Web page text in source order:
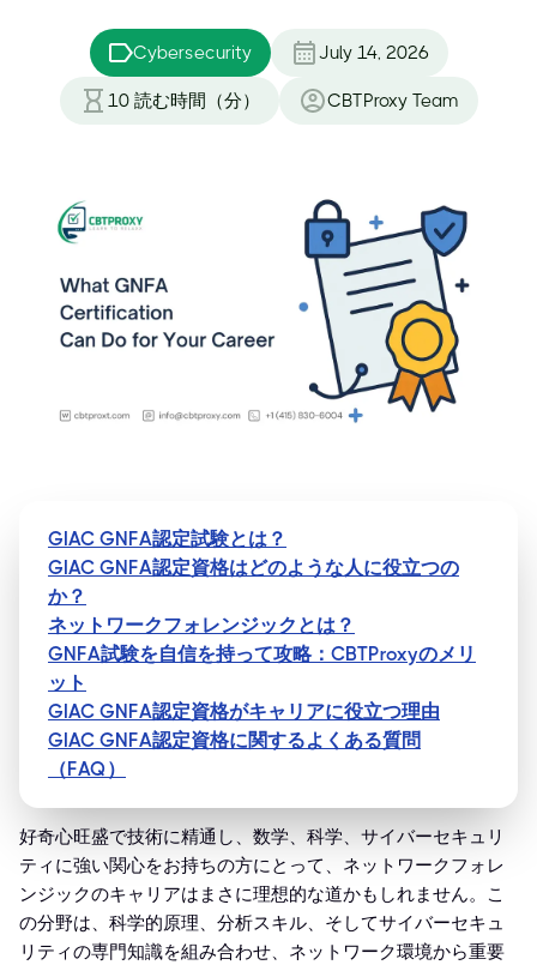
Cybersecurity July 14, 2026
10 読む時間（分） CBTProxy Team
GIAC GNFA認定試験とは？
GIAC GNFA認定資格はどのような人に役立つの
か？
ネットワークフォレンジックとは？
GNFA試験を自信を持って攻略：CBTProxyのメリ
ット
GIAC GNFA認定資格がキャリアに役立つ理由
GIAC GNFA認定資格に関するよくある質問
（FAQ）
好奇心旺盛で技術に精通し、数学、科学、サイバーセキュリ
ティに強い関心をお持ちの方にとって、ネットワークフォレ
ンジックのキャリアはまさに理想的な道かもしれません。こ
の分野は、科学的原理、分析スキル、そしてサイバーセキュ
リティの専門知識を組み合わせ、ネットワーク環境から重要